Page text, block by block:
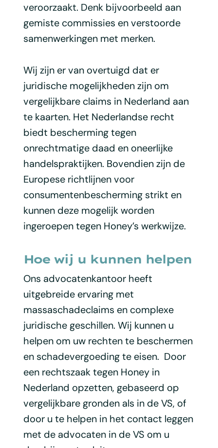
veroorzaakt. Denk bijvoorbeeld aan
gemiste commissies en verstoorde
samenwerkingen met merken.
Wij zijn er van overtuigd dat er
juridische mogelijkheden zijn om
vergelijkbare claims in Nederland aan
te kaarten. Het Nederlandse recht
biedt bescherming tegen
onrechtmatige daad en oneerlijke
handelspraktijken. Bovendien zijn de
Europese richtlijnen voor
consumentenbescherming strikt en
kunnen deze mogelijk worden
ingeroepen tegen Honey’s werkwijze.
Hoe wij u kunnen helpen
Ons advocatenkantoor heeft
uitgebreide ervaring met
massaschadeclaims en complexe
juridische geschillen. Wij kunnen u
helpen om uw rechten te beschermen
en schadevergoeding te eisen. Door
een rechtszaak tegen Honey in
Nederland opzetten, gebaseerd op
vergelijkbare gronden als in de VS, of
door u te helpen in het contact leggen
met de advocaten in de VS om u